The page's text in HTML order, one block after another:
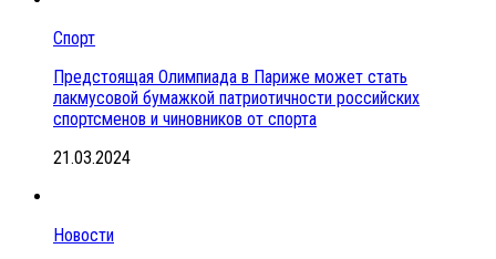
Спорт
Предстоящая Олимпиада в Париже может стать
лакмусовой бумажкой патриотичности российских
спортсменов и чиновников от спорта
21.03.2024
Новости